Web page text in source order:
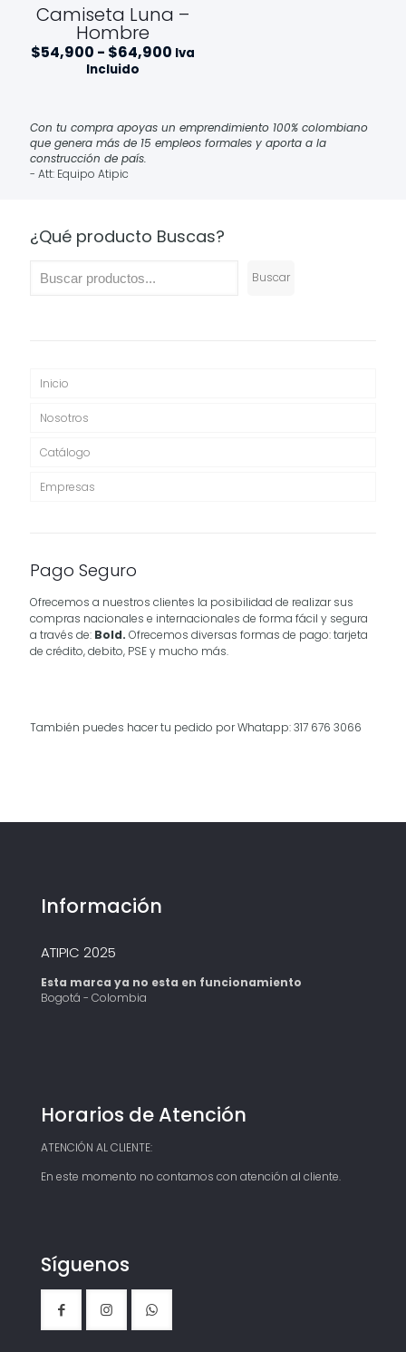
$124,000
Camiseta Luna –
Hombre
$54,900 - $64,900 Rango
hasta
$64,900
Iva
Incluido
Con tu compra apoyas un emprendimiento 100% colombiano
que genera más de 15 empleos formales y aporta a la
construcción de país.
- Att: Equipo Atipic
¿Qué producto Buscas?
Buscar
Inicio
Nosotros
Catálogo
Empresas
Pago Seguro
Ofrecemos a nuestros clientes la posibilidad de realizar sus
compras nacionales e internacionales de forma fácil y segura
a través de: Bold. Ofrecemos diversas formas de pago: tarjeta
de crédito, debito, PSE y mucho más.
También puedes hacer tu pedido por Whatapp: 317 676 3066
Información
ATIPIC 2025
Esta marca ya no esta en funcionamiento
Bogotá - Colombia
Horarios de Atención
ATENCIÓN AL CLIENTE:
En este momento no contamos con atención al cliente.
Síguenos